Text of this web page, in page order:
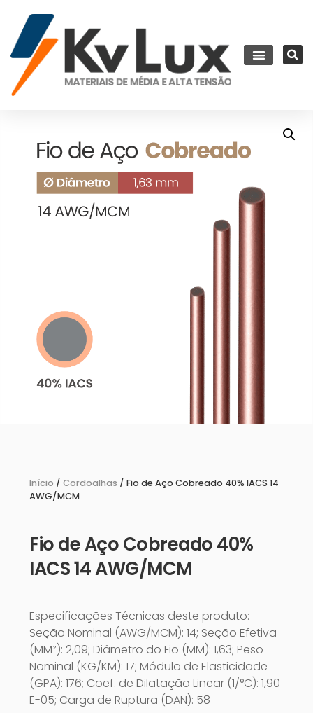
Início / Cordoalhas / Fio de Aço Cobreado 40% IACS 14
AWG/MCM
Fio de Aço Cobreado 40%
IACS 14 AWG/MCM
Especificações Técnicas deste produto:
Seção Nominal (AWG/MCM): 14; Seção Efetiva
(MM²): 2,09; Diâmetro do Fio (MM): 1,63; Peso
Nominal (KG/KM): 17; Módulo de Elasticidade
(GPA): 176; Coef. de Dilatação Linear (1/°C): 1,90
E-05; Carga de Ruptura (DAN): 58